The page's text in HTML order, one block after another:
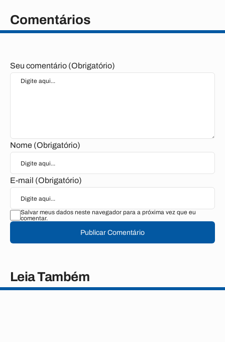
Comentários
Seu comentário (Obrigatório)
Nome (Obrigatório)
E-mail (Obrigatório)
Salvar meus dados neste navegador para a próxima vez que eu
comentar.
Publicar Comentário
Leia Também